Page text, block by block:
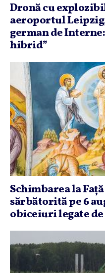
Dronă cu
aeroportul
german de
hibrid”
Schimbarea la
sărbătorită pe 6
obiceiuri legate